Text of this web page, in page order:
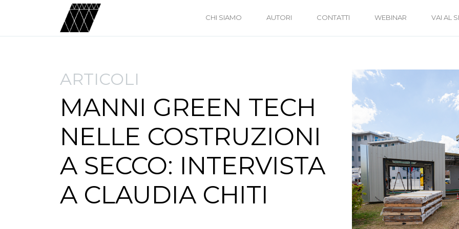
CHI SIAMO AUTORI CONTATTI WEBINAR VAI AL
ARTICOLI
MANNI GREEN TECH
NELLE COSTRUZIONI
A SECCO: INTERVISTA
A CLAUDIA CHITI